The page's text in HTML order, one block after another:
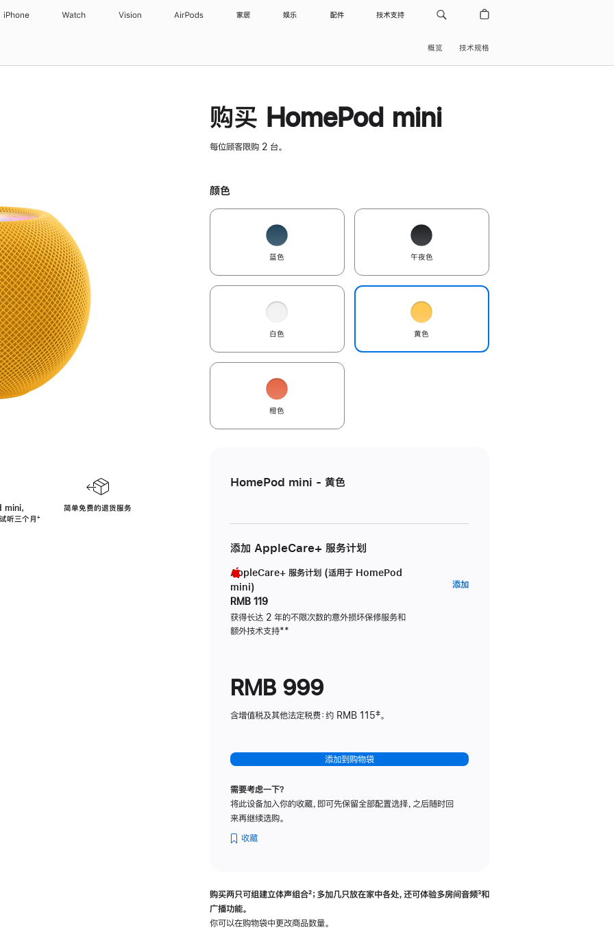
iPhone Watch Vision AirPods 家居 娱乐 配件 技术支持
概览 技术规格
，
听三个月脚
⁺
简单免费的退货服务
购买 HomePod mini
每位顾客限购 2 台。
颜色
蓝色 午夜色
白色 黄色
橙色
HomePod mini - 黄色
添加 AppleCare+ 服务计划
AppleCare+ 服务计划 (适用于 HomePod
mini)
RMB 119
获得长达 2 年的不限次数的意外损坏保修服务和
额外技术支持脚
**
添加AppleCare+
RMB 999
含增值税及其他法定税费：约 RMB 115‡。
添加到购物袋
需要考虑一下？
将此设备加入你的收藏，即可先保留全部配置选择，之后随时回
来再继续选购。
收藏
购买两只可组建立体声组合脚
²；多加几只放在家中各处，还可体验多‍房‍间音频脚
³和
广播功能。
你可以在购物袋中更改商品数量。